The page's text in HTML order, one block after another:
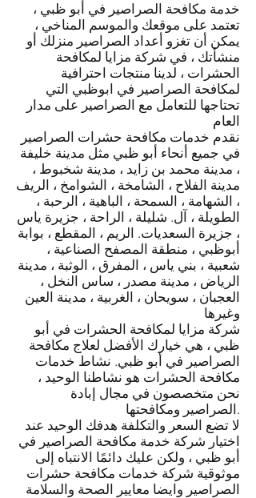
خدمة مكافحة الصراصير في أبو ظبي ،
تعتمد على موقعك والموسم المناخي ،
يمكن أن تغزو أعداد الصراصير منزلك أو
منشأتك ، في شركة مزايا لمكافحة
الحشرات ، لدينا منتجات احترافية
لمكافحة الصراصير في ابوظبي التي
تحتاجها للتعامل مع الصراصير على مدار
العام
نقدم خدمات مكافحة حشرات الصراصير
في جميع أنحاء أبو ظبي مثل مدينة خليفة
، مدينة محمد بن زايد ، مدينة شخبوط ،
مدينة الفلاح ، الشامخة ، الشوامخ ، الريف
، الشهامة ، السمحة ، الباهية ، الرحبة ،
الطويلة ، آل. شليلة ، الراحة ، جزيرة ياس
، جزيرة السعديات. الريم ، المقطع ، بوابة
أبوظبي ، منطقة المصفح الصناعية ،
شعبية ، بني ياس ، المفرق ، الوثبة ، مدينة
الرياض ، مدينة مصدر ، ساس النخل ،
العجبان ، سويحان ، الغربية ، مدينة العين
وغيرها
شركة مزايا لمكافحة الحشرات في أبو
ظبي ، هي خيارك الأفضل لعلاج مكافحة
الصراصير في أبو ظبي. نشاط خدمات
مكافحة الحشرات هو نشاطنا الوحيد ،
نحن متخصصون في مجال إبادة
الصراصير ومكافحتها.
لا تضع السعر والتكلفة هدفك الوحيد عند
اختيار شركة خدمة مكافحة الصراصير في
أبو ظبي ، ولكن عليك دائمًا الانتباه إلى
موثوقية شركة خدمات مكافحة حشرات
الصراصير وايضا معايير الصحة والسلامة